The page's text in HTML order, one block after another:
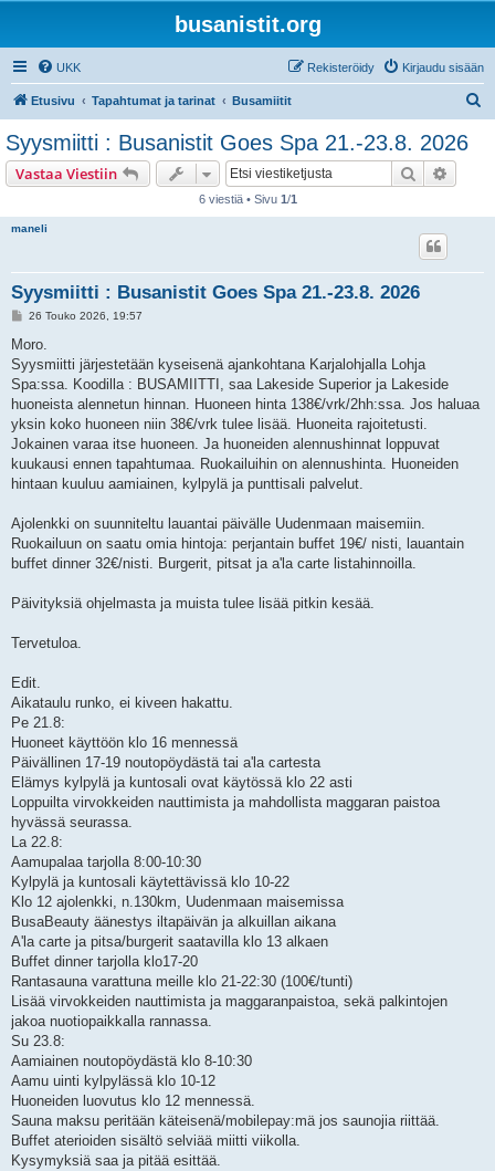
busanistit.org
UKK Kirjaudu sisään
Rekisteröidy
Etusivu Tapahtumat ja tarinat Busamiitit
Syysmiitti : Busanistit Goes Spa 21.-23.8. 2026
Vastaa Viestiin Etsi
6 viestiä • Sivu 1/1
maneli
Syysmiitti : Busanistit Goes Spa 21.-23.8. 2026
V
e
t
i
26 Touko 2026, 19:57
Moro.
Syysmiitti järjestetään kyseisenä ajankohtana Karjalohjalla Lohja
Spa:ssa. Koodilla : BUSAMIITTI, saa Lakeside Superior ja Lakeside
huoneista alennetun hinnan. Huoneen hinta 138€/vrk/2hh:ssa. Jos haluaa
yksin koko huoneen niin 38€/vrk tulee lisää. Huoneita rajoitetusti.
Jokainen varaa itse huoneen. Ja huoneiden alennushinnat loppuvat
kuukausi ennen tapahtumaa. Ruokailuihin on alennushinta. Huoneiden
hintaan kuuluu aamiainen, kylpylä ja punttisali palvelut.
Ajolenkki on suunniteltu lauantai päivälle Uudenmaan maisemiin.
Ruokailuun on saatu omia hintoja: perjantain buffet 19€/ nisti, lauantain
buffet dinner 32€/nisti. Burgerit, pitsat ja a'la carte listahinnoilla.
Päivityksiä ohjelmasta ja muista tulee lisää pitkin kesää.
Tervetuloa.
Edit.
Aikataulu runko, ei kiveen hakattu.
Pe 21.8:
Huoneet käyttöön klo 16 mennessä
Päivällinen 17-19 noutopöydästä tai a'la cartesta
Elämys kylpylä ja kuntosali ovat käytössä klo 22 asti
Loppuilta virvokkeiden nauttimista ja mahdollista maggaran paistoa
hyvässä seurassa.
La 22.8:
Aamupalaa tarjolla 8:00-10:30
Kylpylä ja kuntosali käytettävissä klo 10-22
Klo 12 ajolenkki, n.130km, Uudenmaan maisemissa
BusaBeauty äänestys iltapäivän ja alkuillan aikana
A'la carte ja pitsa/burgerit saatavilla klo 13 alkaen
Buffet dinner tarjolla klo17-20
Rantasauna varattuna meille klo 21-22:30 (100€/tunti)
Lisää virvokkeiden nauttimista ja maggaranpaistoa, sekä palkintojen
jakoa nuotiopaikkalla rannassa.
Su 23.8:
Aamiainen noutopöydästä klo 8-10:30
Aamu uinti kylpylässä klo 10-12
Huoneiden luovutus klo 12 mennessä.
Sauna maksu peritään käteisenä/mobilepay:mä jos saunojia riittää.
Buffet aterioiden sisältö selviää miitti viikolla.
Kysymyksiä saa ja pitää esittää.